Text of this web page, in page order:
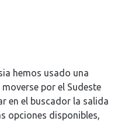
hemos usado una
por el Sudeste
en el buscador la salida
opciones disponibles,